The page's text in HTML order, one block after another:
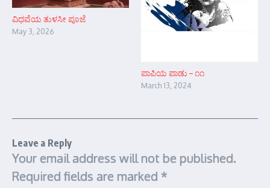
ವಿಧವೆಯ ತುಳಸೀ ಪೂಜೆ
May 3, 2026
ಪಾಪಿಯ ಪಾಡು – ೧೧
March 13, 2024
Leave a Reply
Your email address will not be published.
Required fields are marked *